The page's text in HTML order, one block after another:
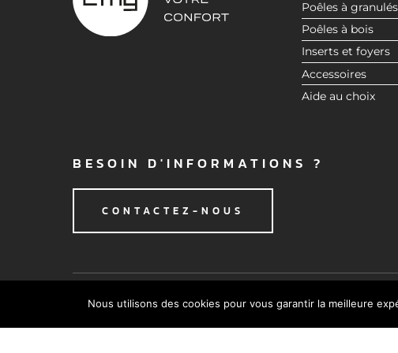
t
Poêles à granulés
Poêles à bois
Inserts et foyers
Accessoires
Aide au choix
BESOIN D'INFORMATIONS ?
CONTACTEZ-NOUS
Nous utilisons des cookies pour vous garantir la meilleure